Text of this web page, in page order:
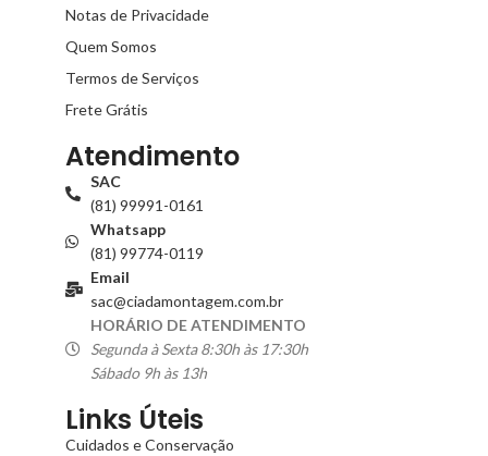
Notas de Privacidade
Quem Somos
Termos de Serviços
Frete Grátis
Atendimento
SAC
(81) 99991-0161
Whatsapp
(81) 99774-0119
Email
sac@ciadamontagem.com.br
HORÁRIO DE ATENDIMENTO
Segunda à Sexta 8:30h às 17:30h
Sábado 9h às 13h
Links Úteis
Cuidados e Conservação